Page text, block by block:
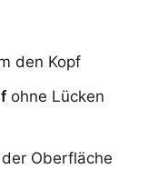
den Kopf
ohne Lücken
Oberfläche